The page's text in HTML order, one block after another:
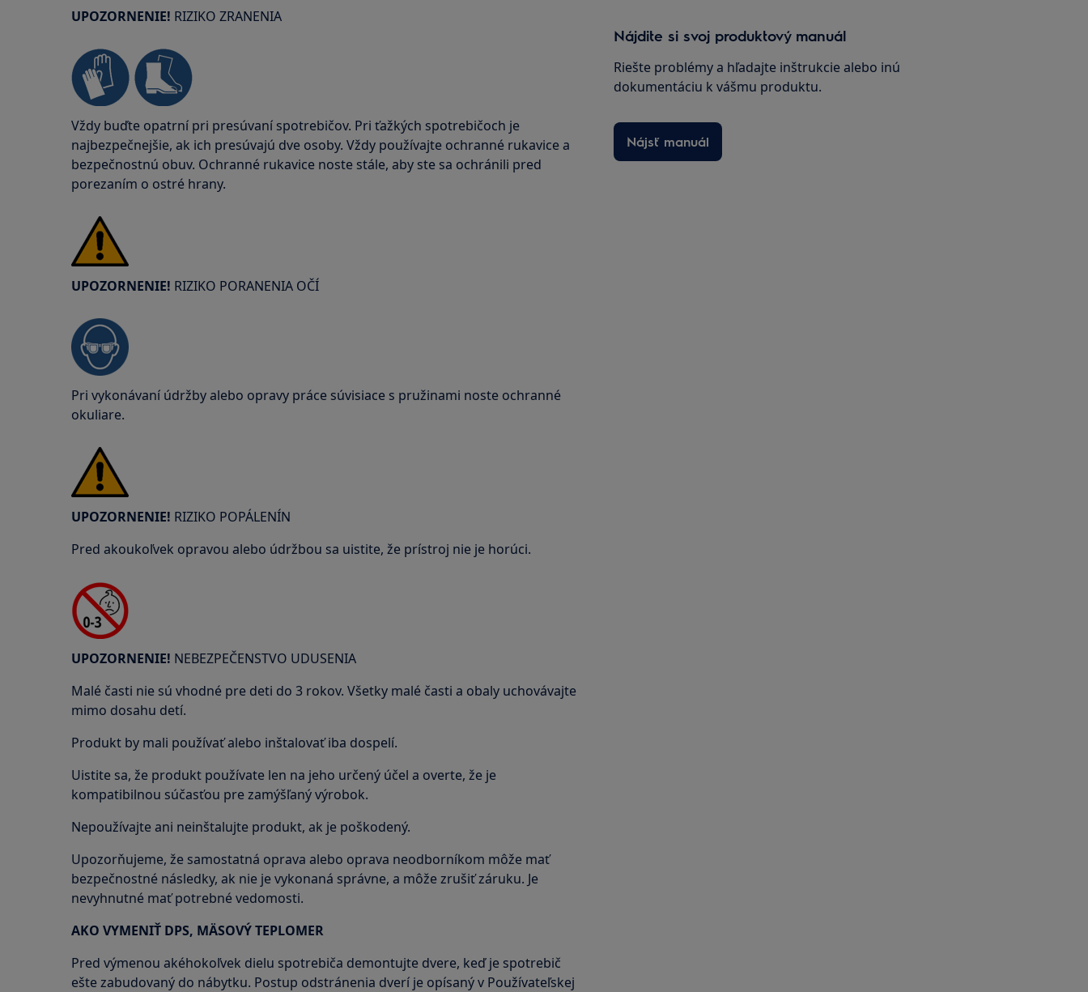
UPOZORNENIE! RIZIKO ZRANENIA
Vždy buďte opatrní pri presúvaní spotrebičov. Pri ťažkých spotrebičoch je
najbezpečnejšie, ak ich presúvajú dve osoby. Vždy používajte ochranné rukavice a
bezpečnostnú obuv. Ochranné rukavice noste stále, aby ste sa ochránili pred
porezaním o ostré hrany.
UPOZORNENIE! RIZIKO PORANENIA OČÍ
Pri vykonávaní údržby alebo opravy práce súvisiace s pružinami noste ochranné
okuliare.
UPOZORNENIE! RIZIKO POPÁLENÍN
Pred akoukoľvek opravou alebo údržbou sa uistite, že prístroj nie je horúci.
UPOZORNENIE! NEBEZPEČENSTVO UDUSENIA
Malé časti nie sú vhodné pre deti do 3 rokov. Všetky malé časti a obaly uchovávajte
mimo dosahu detí.
Produkt by mali používať alebo inštalovať iba dospelí.
Uistite sa, že produkt používate len na jeho určený účel a overte, že je
kompatibilnou súčasťou pre zamýšľaný výrobok.
Nepoužívajte ani neinštalujte produkt, ak je poškodený.
Upozorňujeme, že samostatná oprava alebo oprava neodborníkom môže mať
bezpečnostné následky, ak nie je vykonaná správne, a môže zrušiť záruku. Je
nevyhnutné mať potrebné vedomosti.
AKO VYMENIŤ DPS, MÄSOVÝ TEPLOMER
Pred výmenou akéhokoľvek dielu spotrebiča demontujte dvere, keď je spotrebič
ešte zabudovaný do nábytku. Postup odstránenia dverí je opísaný v Používateľskej
Nájdite si svoj produktový manuál
Riešte problémy a hľadajte inštrukcie alebo inú
dokumentáciu k vášmu produktu.
Nájsť manuál